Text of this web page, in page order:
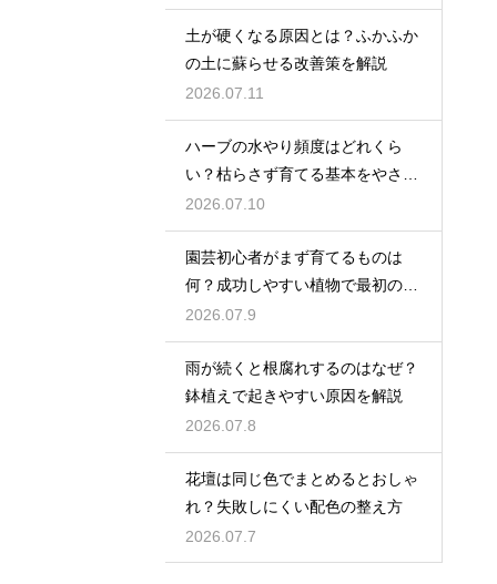
土が硬くなる原因とは？ふかふか
の土に蘇らせる改善策を解説
2026.07.11
ハーブの水やり頻度はどれくら
い？枯らさず育てる基本をやさし
く紹介
2026.07.10
園芸初心者がまず育てるものは
何？成功しやすい植物で最初の一
歩を踏み出そう
2026.07.9
雨が続くと根腐れするのはなぜ？
鉢植えで起きやすい原因を解説
2026.07.8
花壇は同じ色でまとめるとおしゃ
れ？失敗しにくい配色の整え方
2026.07.7